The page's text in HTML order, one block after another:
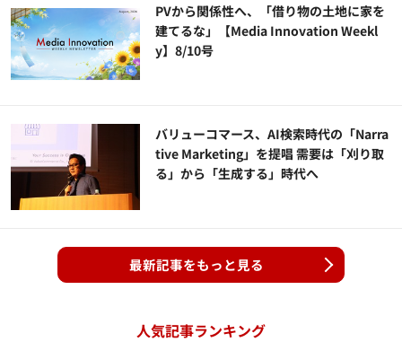
PVから関係性へ、「借り物の土地に家を
建てるな」【Media Innovation Weekl
y】8/10号
バリューコマース、AI検索時代の「Narra
tive Marketing」を提唱 需要は「刈り取
る」から「生成する」時代へ
最新記事をもっと見る
人気記事ランキング